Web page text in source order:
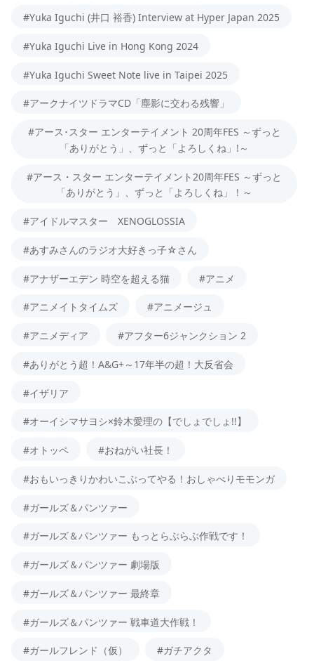
#Yuka Iguchi (井口 裕香) Interview at Hyper Japan 2025
#Yuka Iguchi Live in Hong Kong 2024
#Yuka Iguchi Sweet Note live in Taipei 2025
#アークナイツドラマCD「塵影に交わる残響」
#アース･スター エンターテイメント 20周年FES ～ずっと
「ありがとう」、ずっと「よろしくね」!～
#アース・スター エンターテイメント20周年FES ～ずっと
「ありがとう」、ずっと「よろしくね」！～
#アイドルマスター XENOGLOSSIA
#あすみさんのラジオ大好きっ子☆さん
#アナザーエデン 時空を超える猫 #アニメ
#アニメイトタイムズ #アニメージュ
#アニメディア #アフター6ジャンクション 2
#ありがとう超！A&G+～17年半の超！大反省会
#イザリア
#オーイシマサヨシ×鈴木愛理の【でしょでしょ!!】
#オトッペ #おねがい社長！
#おもいっきりかわいこぶってやる！おしゃべりモモンガ
#ガールズ＆パンツァー
#ガールズ＆パンツァー もっとらぶらぶ作戦です！
#ガールズ＆パンツァー 劇場版
#ガールズ＆パンツァー 最終章
#ガールズ＆パンツァー 戦車道大作戦！
#ガールフレンド（仮） #ガチアクタ